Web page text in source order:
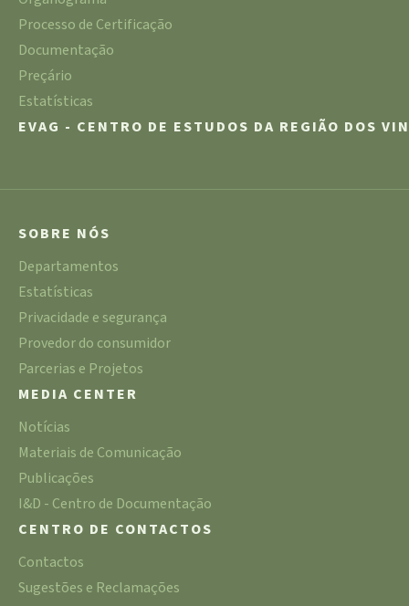
Processo de Certificação
Documentação
Preçário
Estatísticas
EVAG - CENTRO DE ESTUDOS DA REGIÃO DOS
SOBRE NÓS
Departamentos
Estatísticas
Privacidade e segurança
Provedor do consumidor
Parcerias e Projetos
MEDIA CENTER
Notícias
Materiais de Comunicação
Publicações
I&D - Centro de Documentação
CENTRO DE CONTACTOS
Contactos
Sugestões e Reclamações